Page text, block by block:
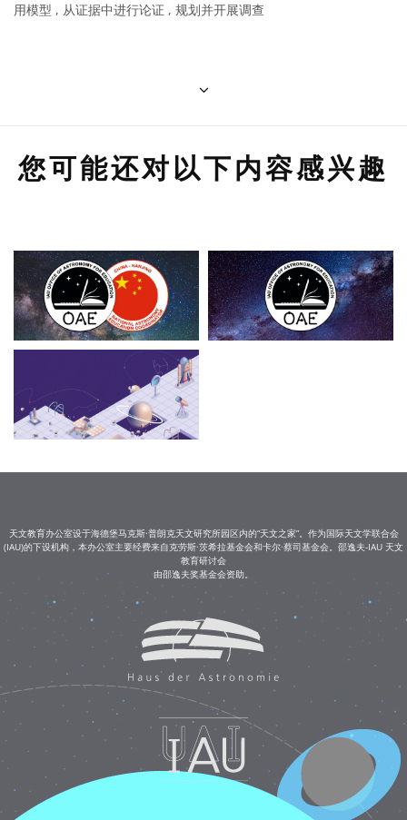
用模型 , 从证据中进行论证 , 规划并开展调查
您可能还对以下内容感兴趣
天文教育办公室设于海德堡马克斯·普朗克天文研究所园区内的“天文之家”。作为国际天文学联合会
(IAU)的下设机构，本办公室主要经费来自克劳斯·茨希拉基金会和卡尔·蔡司基金会。邵逸夫-IAU 天文
教育研讨会
由邵逸夫奖基金会资助。